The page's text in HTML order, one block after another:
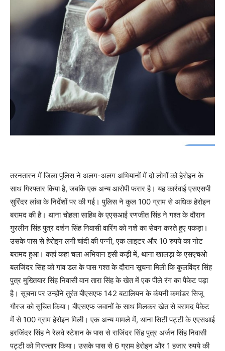
तरनतारन में जिला पुलिस ने अलग-अलग अभियानों में दो लोगों को हेरोइन के
साथ गिरफ्तार किया है, जबकि एक अन्य आरोपी फरार है। यह कार्रवाई एसएसपी
सुरिंदर लांबा के निर्देशों पर की गई। पुलिस ने कुल 100 ग्राम से अधिक हेरोइन
बरामद की है। थाना चोहला साहिब के एएसआई रणजीत सिंह ने गश्त के दौरान
गुरलीन सिंह पुत्र दर्शन सिंह निवासी वारिंग को नशे का सेवन करते हुए पकड़ा।
उसके पास से हेरोइन लगी चांदी की पन्नी, एक लाइटर और 10 रुपये का नोट
बरामद हुआ। कहां कहां चला अभियान इसी कड़ी में, थाना खालड़ा के एसएचओ
बलजिंदर सिंह को गांव डल के पास गश्त के दौरान सूचना मिली कि कुलविंदर सिंह
पुत्र मुख्तियार सिंह निवासी वान तारा सिंह के खेत में एक पीले रंग का पैकेट पड़ा
है। सूचना पर उन्होंने तुरंत बीएसएफ 142 बटालियन के कंपनी कमांडर सिजू
गौरज को सूचित किया। बीएसएफ जवानों के साथ मिलकर खेत से बरामद पैकेट
में से 100 ग्राम हेरोइन मिली। एक अन्य मामले में, थाना सिटी पट्टी के एएसआई
हरजिंदर सिंह ने रेलवे स्टेशन के पास से राजिंदर सिंह पुत्र अर्जन सिंह निवासी
पट्टी को गिरफ्तार किया। उसके पास से 6 ग्राम हेरोइन और 1 हजार रुपये की